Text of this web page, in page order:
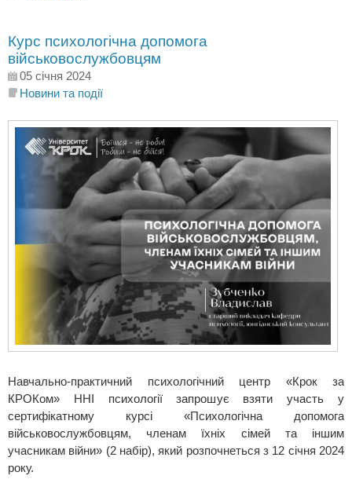
Курс психологічна допомога
військовослужбовцям
05 січня 2024
Новини та події
Навчально-практичний психологічний центр «Крок за
КРОКом» ННІ психології запрошує взяти участь у
сертифікатному курсі «Психологічна допомога
військовослужбовцям, членам їхніх сімей та іншим
учасникам війни» (2 набір), який розпочнеться з 12 січня 2024
року.